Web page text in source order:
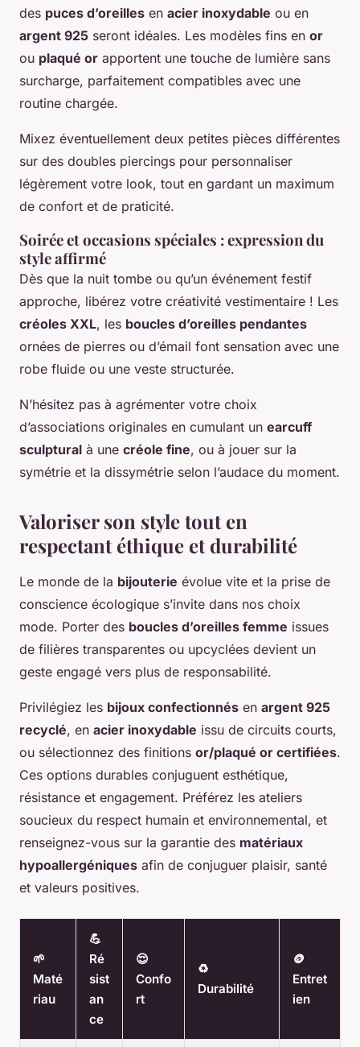
des puces d’oreilles en acier inoxydable ou en
argent 925 seront idéales. Les modèles fins en or
ou plaqué or apportent une touche de lumière sans
surcharge, parfaitement compatibles avec une
routine chargée.
Mixez éventuellement deux petites pièces différentes
sur des doubles piercings pour personnaliser
légèrement votre look, tout en gardant un maximum
de confort et de praticité.
Soirée et occasions spéciales : expression du
style affirmé
Dès que la nuit tombe ou qu’un événement festif
approche, libérez votre créativité vestimentaire ! Les
créoles XXL, les boucles d’oreilles pendantes
ornées de pierres ou d’émail font sensation avec une
robe fluide ou une veste structurée.
N’hésitez pas à agrémenter votre choix
d’associations originales en cumulant un earcuff
sculptural à une créole fine, ou à jouer sur la
symétrie et la dissymétrie selon l’audace du moment.
Valoriser son style tout en
respectant éthique et durabilité
Le monde de la bijouterie évolue vite et la prise de
conscience écologique s’invite dans nos choix
mode. Porter des boucles d’oreilles femme issues
de filières transparentes ou upcyclées devient un
geste engagé vers plus de responsabilité.
Privilégiez les bijoux confectionnés en argent 925
recyclé, en acier inoxydable issu de circuits courts,
ou sélectionnez des finitions or/plaqué or certifiées.
Ces options durables conjuguent esthétique,
résistance et engagement. Préférez les ateliers
soucieux du respect humain et environnemental, et
renseignez-vous sur la garantie des matériaux
hypoallergéniques afin de conjuguer plaisir, santé
et valeurs positives.
🌱
Maté
riau
💪
Ré
sist
an
ce
😌
Confo
rt
♻️
Durabilité
🪙
Entret
ien